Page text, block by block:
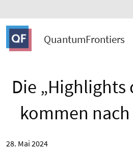
QuantumFrontiers
Die „Highlights
kommen
28. Mai 2024